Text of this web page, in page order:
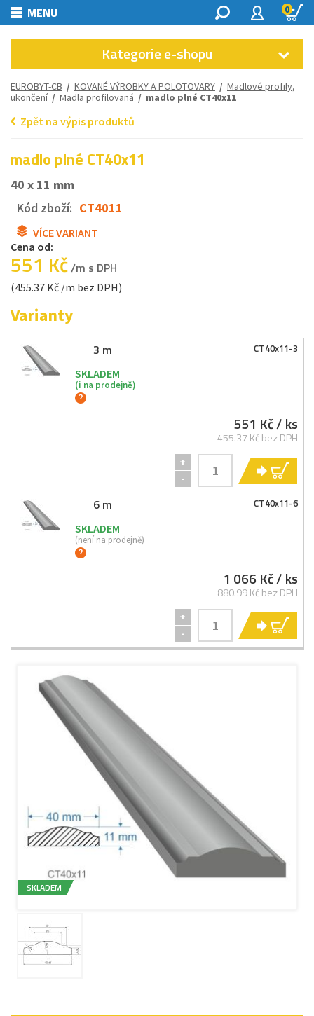
MENU 0
Kategorie e-shopu
EUROBYT-CB / KOVANÉ VÝROBKY A POLOTOVARY / Madlové profily,
ukončení/ Madla profilovaná / madlo plné CT40x11
Zpět na výpis produktů
madlo plné CT40x11
40 x 11 mm
Kód zboží: CT4011
VÍCE VARIANT
Cena od:
551 Kč/m s DPH
(455.37 Kč /m bez DPH)
Varianty
CT40x11-3
3 m
SKLADEM
(i na prodejně)
551 Kč/ ks
455.37 Kč bez DPH
+
-
CT40x11-6
6 m
SKLADEM
(není na prodejně)
1 066 Kč/ ks
880.99 Kč bez DPH
+
-
SKLADEM